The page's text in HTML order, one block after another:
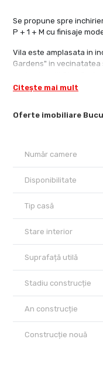
Oferte imobiliare
Se propune spre
P + 1 + M cu finisaje
Vila este amplasata in
Gardens" in
Pentru detalii nu ezitati
Citește mai mult
Număr camere
Disponibilitate
Tip casă
Stare interior
Suprafață utilă
Stadiu construcție
An construcție
Construcție nouă